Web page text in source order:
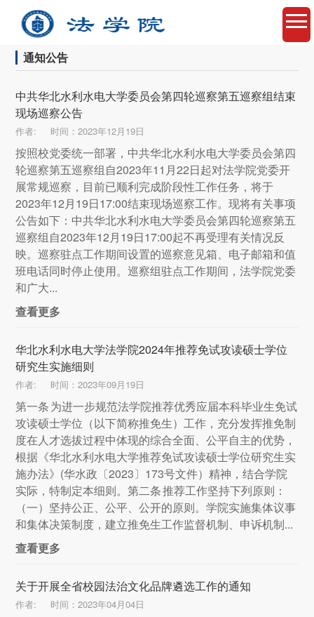
通知公告
中共华北水利水电大学委员会第四轮巡察第五巡察组结束
现场巡察公告
作者: 时间：2023年12月19日
按照校党委统一部署，中共华北水利水电大学委员会第四
轮巡察第五巡察组自2023年11月22日起对法学院党委开
展常规巡察，目前已顺利完成阶段性工作任务，将于
2023年12月19日17:00结束现场巡察工作。现将有关事项
公告如下：中共华北水利水电大学委员会第四轮巡察第五
巡察组自2023年12月19日17:00起不再受理有关情况反
映。巡察驻点工作期间设置的巡察意见箱、电子邮箱和值
班电话同时停止使用。巡察组驻点工作期间，法学院党委
和广大...
查看更多
华北水利水电大学法学院2024年推荐免试攻读硕士学位
研究生实施细则
作者: 时间：2023年09月19日
第一条 为进一步规范法学院推荐优秀应届本科毕业生免试
攻读硕士学位（以下简称推免生）工作，充分发挥推免制
度在人才选拔过程中体现的综合全面、公平自主的优势，
根据《华北水利水电大学推荐免试攻读硕士学位研究生实
施办法》(华水政〔2023〕173号文件）精神，结合学院
实际，特制定本细则。第二条 推荐工作坚持下列原则：
（一）坚持公正、公平、公开的原则。学院实施集体议事
和集体决策制度，建立推免生工作监督机制、申诉机制...
查看更多
关于开展全省校园法治文化品牌遴选工作的通知
作者: 时间：2023年04月04日